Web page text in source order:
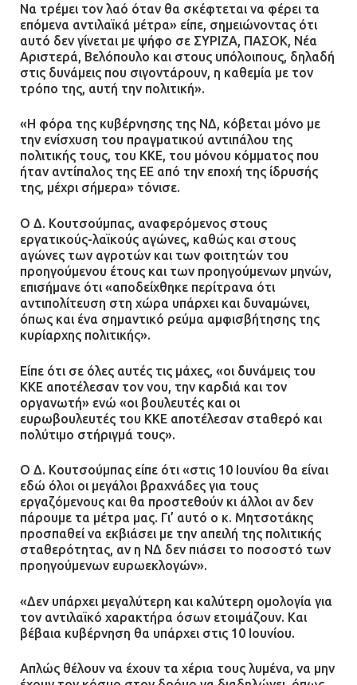
Άνω Λιόσια: Έριξαν τα ναρκωτικά
σε σκουπιδοφάγο για να μη τα βρει
η αστυνομία – Λογάριασαν χωρίς
τον ειδικό σκύλο
07.07.2026 | 09:56
Βούλα: Κραυγή αγωνίας από
κατοίκους για την οδό Άρεως –
«Τρέχουν με 90 χλμ. μέσα στη
γειτονιά»
Να τρέμει τον λαό όταν θα σκέφτεται να φέρει τα
επόμενα αντιλαϊκά μέτρα» είπε, σημειώνοντας ότι
αυτό δεν γίνεται με ψήφο σε ΣΥΡΙΖΑ, ΠΑΣΟΚ, Νέα
Αριστερά, Βελόπουλο και στους υπόλοιπους, δηλαδή
στις δυνάμεις που σιγοντάρουν, η καθεμία με τον
τρόπο της, αυτή την πολιτική».
«Η φόρα της κυβέρνησης της ΝΔ, κόβεται μόνο με
την ενίσχυση του πραγματικού αντιπάλου της
πολιτικής τους, του ΚΚΕ, του μόνου κόμματος που
ήταν αντίπαλος της ΕΕ από την εποχή της ίδρυσής
της, μέχρι σήμερα» τόνισε.
Ο Δ. Κουτσούμπας, αναφερόμενος στους
εργατικούς-λαϊκούς αγώνες, καθώς και στους
αγώνες των αγροτών και των φοιτητών του
προηγούμενου έτους και των προηγούμενων μηνών,
επισήμανε ότι «αποδείχθηκε περίτρανα ότι
αντιπολίτευση στη χώρα υπάρχει και δυναμώνει,
όπως και ένα σημαντικό ρεύμα αμφισβήτησης της
κυρίαρχης πολιτικής».
Είπε ότι σε όλες αυτές τις μάχες, «οι δυνάμεις του
ΚΚΕ αποτέλεσαν τον νου, την καρδιά και τον
οργανωτή» ενώ «οι βουλευτές και οι
ευρωβουλευτές του ΚΚΕ αποτέλεσαν σταθερό και
πολύτιμο στήριγμά τους».
Ο Δ. Κουτσούμπας είπε ότι «στις 10 Ιουνίου θα είναι
εδώ όλοι οι μεγάλοι βραχνάδες για τους
εργαζόμενους και θα προστεθούν κι άλλοι αν δεν
πάρουμε τα μέτρα μας. Γι’ αυτό ο κ. Μητσοτάκης
προσπαθεί να εκβιάσει με την απειλή της πολιτικής
σταθερότητας, αν η ΝΔ δεν πιάσει το ποσοστό των
προηγούμενων ευρωεκλογών».
«Δεν υπάρχει μεγαλύτερη και καλύτερη ομολογία για
τον αντιλαϊκό χαρακτήρα όσων ετοιμάζουν. Και
βέβαια κυβέρνηση θα υπάρχει στις 10 Ιουνίου.
Απλώς θέλουν να έχουν τα χέρια τους λυμένα, να μην